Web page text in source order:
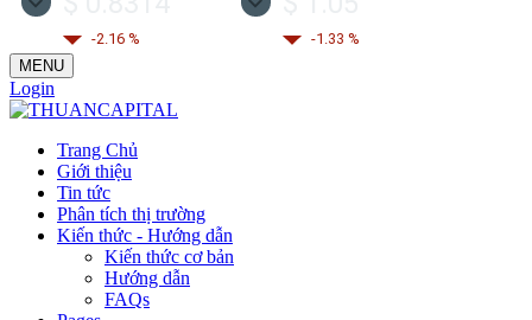
-2.16 %
-1.33 %
MENU
Login
Trang Chủ
Giới thiệu
Tin tức
Phân tích thị trường
Kiến thức - Hướng dẫn
Kiến thức cơ bản
Hướng dẫn
FAQs